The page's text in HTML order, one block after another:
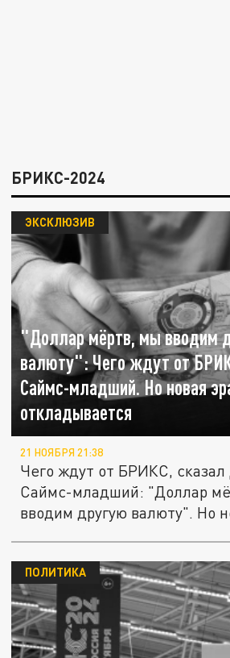
БРИКС-2024
"Доллар мёртв, мы вводим
валюту": Чего ждут от
Саймс-младший. Но новая
откладывается
ЭКСКЛЮЗИВ
21 НОЯБРЯ 21:38
Чего ждут от БРИКС,
Саймс-младший: "Доллар
вводим другую валюту". Но
ПОЛИТИКА